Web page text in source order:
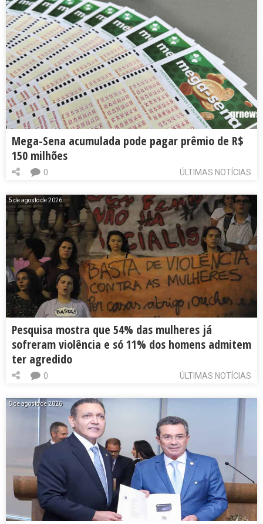
Mega-Sena acumulada pode pagar prêmio de R$
150 milhões
ÚLTIMAS NOTÍCIAS
0
5 de agosto de 2026
Pesquisa mostra que 54% das mulheres já
sofreram violência e só 11% dos homens admitem
ter agredido
ÚLTIMAS NOTÍCIAS
0
5 de agosto de 2026